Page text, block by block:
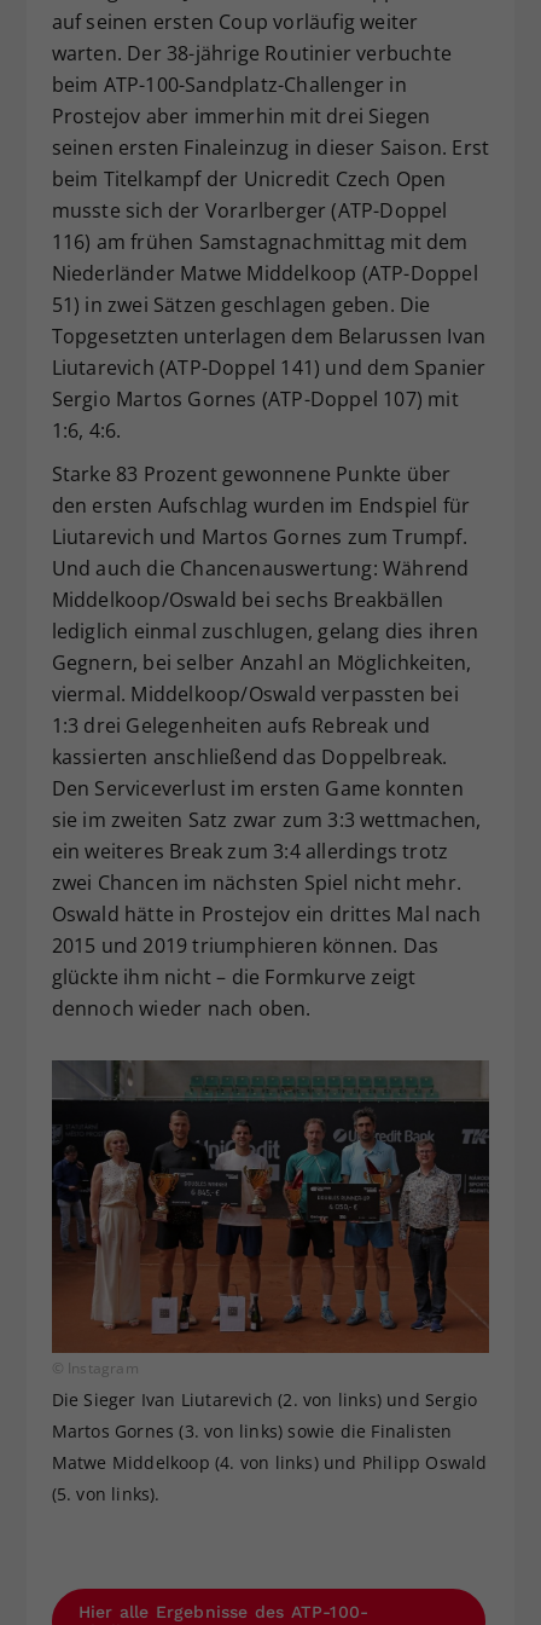
auf seinen ersten Coup vorläufig weiter
warten. Der 38-jährige Routinier verbuchte
beim ATP-100-Sandplatz-Challenger in
Prostejov aber immerhin mit drei Siegen
seinen ersten Finaleinzug in dieser Saison. Erst
beim Titelkampf der Unicredit Czech Open
musste sich der Vorarlberger (ATP-Doppel
116) am frühen Samstagnachmittag mit dem
Niederländer Matwe Middelkoop (ATP-Doppel
51) in zwei Sätzen geschlagen geben. Die
Topgesetzten unterlagen dem Belarussen Ivan
Liutarevich (ATP-Doppel 141) und dem Spanier
Sergio Martos Gornes (ATP-Doppel 107) mit
1:6, 4:6.
Starke 83 Prozent gewonnene Punkte über
den ersten Aufschlag wurden im Endspiel für
Liutarevich und Martos Gornes zum Trumpf.
Und auch die Chancenauswertung: Während
Middelkoop/Oswald bei sechs Breakbällen
lediglich einmal zuschlugen, gelang dies ihren
Gegnern, bei selber Anzahl an Möglichkeiten,
viermal. Middelkoop/Oswald verpassten bei
1:3 drei Gelegenheiten aufs Rebreak und
kassierten anschließend das Doppelbreak.
Den Serviceverlust im ersten Game konnten
sie im zweiten Satz zwar zum 3:3 wettmachen,
ein weiteres Break zum 3:4 allerdings trotz
zwei Chancen im nächsten Spiel nicht mehr.
Oswald hätte in Prostejov ein drittes Mal nach
2015 und 2019 triumphieren können. Das
glückte ihm nicht – die Formkurve zeigt
dennoch wieder nach oben.
© Instagram
Die Sieger Ivan Liutarevich (2. von links) und Sergio
Martos Gornes (3. von links) sowie die Finalisten
Matwe Middelkoop (4. von links) und Philipp Oswald
(5. von links).
Hier alle Ergebnisse des ATP-100-
Zweck
Dieser Wert speichert Ihre Consent-
Einstellungen. Unter anderem eine
zufällig generierte ID, für die
historische Speicherung Ihrer
vorgenommen Einstellungen, falls der
Webseiten-Betreiber dies eingestellt
hat.